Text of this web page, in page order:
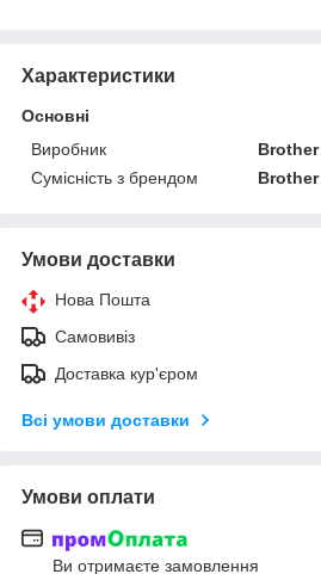
Характеристики
Основні
Виробник
Brother
Сумісність з брендом
Brother
Умови доставки
Нова Пошта
Самовивіз
Доставка кур'єром
Всі умови доставки
Умови оплати
Ви отримаєте замовлення